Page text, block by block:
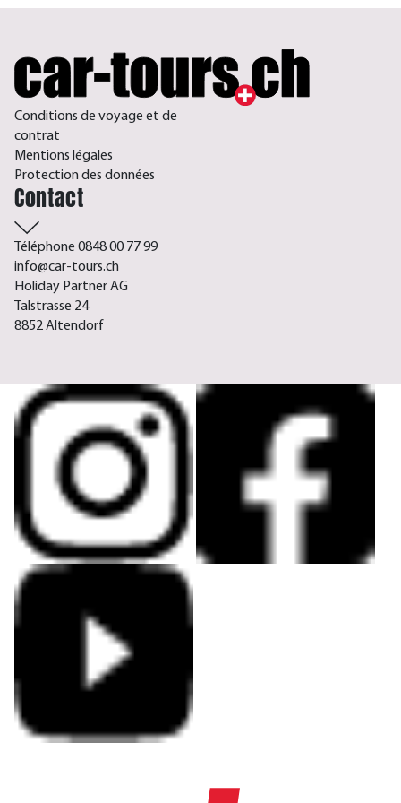
Conditions de voyage et de
contrat
Mentions légales
Protection des données
Contact
Téléphone 0848 00 77 99
info@car-tours.ch
Holiday Partner AG
Talstrasse 24
8852 Altendorf